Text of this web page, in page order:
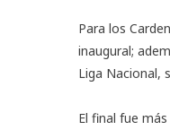
Para los
inaugural;
Liga Nacional,
El final fue